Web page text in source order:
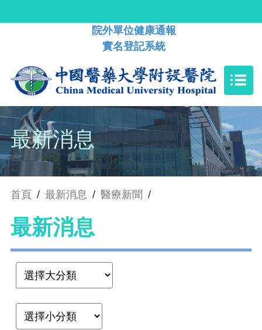
院外單位健康通報
實名登記系統
最新消息
首頁 / 最新消息 / 醫療新聞 /
最新消息